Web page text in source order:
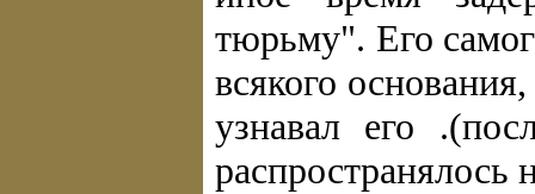
тюрьму". Его
всякого
узнавал его
распространялось